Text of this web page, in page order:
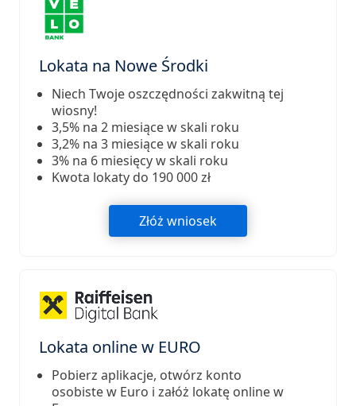
Lokata na Nowe Środki
Niech Twoje oszczędności zakwitną tej
wiosny!
3,5% na 2 miesiące w skali roku
3,2% na 3 miesiące w skali roku
3% na 6 miesięcy w skali roku
Kwota lokaty do 190 000 zł
Złóż wniosek
Lokata online w EURO
Pobierz aplikacje, otwórz konto
osobiste w Euro i załóż lokatę online w